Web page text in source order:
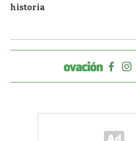
historia